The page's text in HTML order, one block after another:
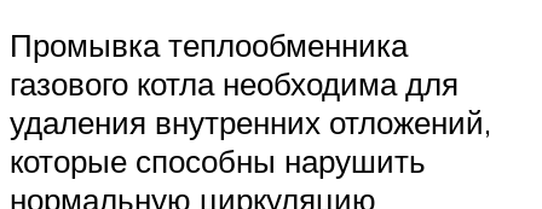
Промывка теплообменника
газового котла необходима для
удаления внутренних отложений,
которые способны нарушить
нормальную циркуляцию